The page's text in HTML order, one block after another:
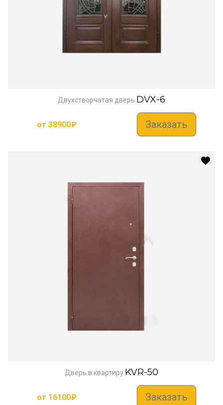
Двухстворчатая дверь DVX-6
от 38900₽ Заказать
Дверь в квартиру KVR-50
от 16100₽ Заказать